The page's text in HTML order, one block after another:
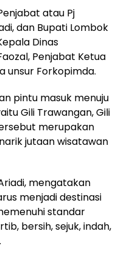
atau Pj
dan Bupati Lombok
Dinas
Penjabat Ketua
unsur Forkopimda.
pintu masuk menuju
Gili Trawangan, Gili
merupakan
jutaan wisatawan
mengatakan
menjadi destinasi
standar
bersih, sejuk, indah,